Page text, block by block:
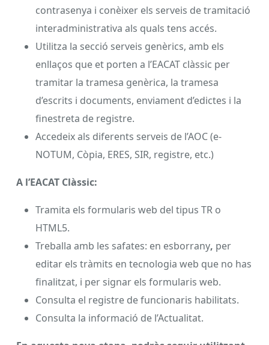
contrasenya i conèixer els serveis de tramitació
interadministrativa als quals tens accés.
Utilitza la secció serveis genèrics, amb els
enllaços que et porten a l’EACAT clàssic per
tramitar la tramesa genèrica, la tramesa
d’escrits i documents, enviament d’edictes i la
finestreta de registre.
Accedeix als diferents serveis de l’AOC (e-
NOTUM, Còpia, ERES, SIR, registre, etc.)
A l’EACAT Clàssic:
Tramita els formularis web del tipus TR o
HTML5.
Treballa amb les safates: en esborrany, per
editar els tràmits en tecnologia web que no has
finalitzat, i per signar els formularis web.
Consulta el registre de funcionaris habilitats.
Consulta la informació de l’Actualitat.